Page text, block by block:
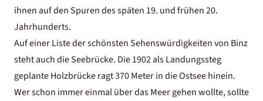
ihnen auf den Spuren des späten 19. und frühen 20.
Jahrhunderts.
Auf einer Liste der schönsten Sehenswürdigkeiten von Binz
steht auch die Seebrücke. Die 1902 als Landungssteg
geplante Holzbrücke ragt 370 Meter in die Ostsee hinein.
Wer schon immer einmal über das Meer gehen wollte, sollte